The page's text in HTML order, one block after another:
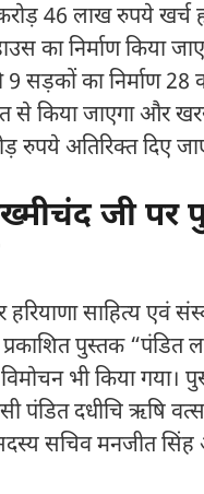
46 लाख रुपये खर्च
का निर्माण किया
9 सड़कों का निर्माण
से किया जाएगा और
रुपये अतिरिक्त दिए
जी पर
साहित्य एवं
प्रकाशित पुस्तक “पंडित
विमोचन भी किया गया।
पंडित दधीचि ऋषि
सचिव मनजीत सिंह